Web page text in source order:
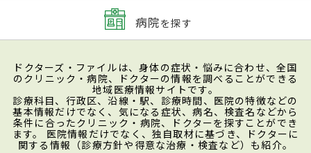
病院を探す
ドクターズ・ファイルは、身体の症状・悩みに合わせ、全国
のクリニック・病院、ドクターの情報を調べることができる
地域医療情報サイトです。
診療科目、行政区、沿線・駅、診療時間、医院の特徴などの
基本情報だけでなく、気になる症状、病名、検査名などから
条件に合ったクリニック・病院、ドクターを探すことができ
ます。 医院情報だけでなく、独自取材に基づき、ドクターに
関する情報（診療方針や得意な治療・検査など）も紹介。